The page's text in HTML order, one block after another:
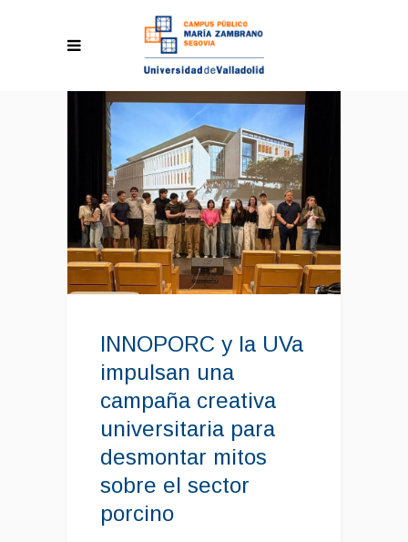
INNOPORC y la UVa
impulsan una
campaña creativa
universitaria para
desmontar mitos
sobre el sector
porcino